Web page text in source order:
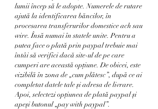
lumii încep să le adopte. Numerele de rutare
ajută la identificarea băncilor, în
procesarea transferurilor domestice ach sau
wire. Însă numai în statele unite. Pentru a
putea face o plată prin paypal trebuie mai
întâi să verifici dacă site-ul de pe care
cumperi are această opțiune. De obicei, este
vizibilă în zona de „cum plătesc”, după ce ai
completat datele tale și adresa de livrare.
Apoi, selectezi opțiunea de plată paypal și
apeși butonul „pay with paypal”.